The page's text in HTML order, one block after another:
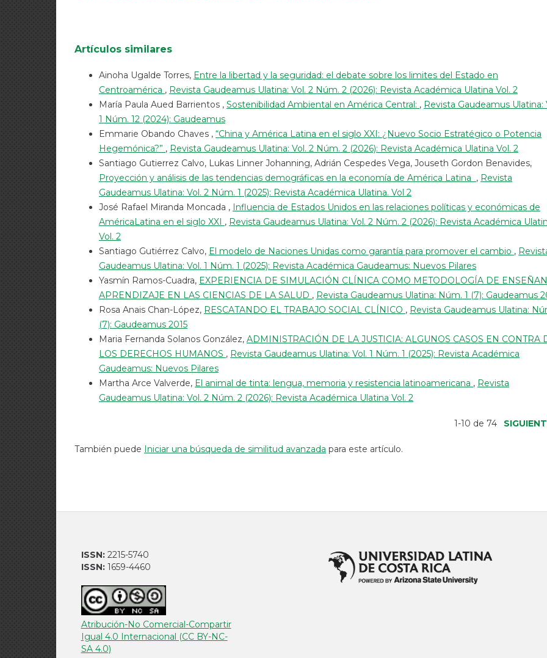
Artículos similares
Ainoha Ugalde Torres, Entre la libertad y la seguridad: el debate sobre los limites del Estado en
Centroamérica , Revista Gaudeamus Ulatina: Vol. 2 Núm. 2 (2026): Revista Académica Ulatina Vol. 2
María Paula Aued Barrientos , Sostenibilidad Ambiental en América Central: , Revista Gaudeamus Ulatina:
1 Núm. 12 (2024): Gaudeamus
Emmarie Obando Chaves , “China y América Latina en el siglo XXI: ¿Nuevo Socio Estratégico o Potencia
Hegemónica?” , Revista Gaudeamus Ulatina: Vol. 2 Núm. 2 (2026): Revista Académica Ulatina Vol. 2
Santiago Gutierrez Calvo, Lukas Linner Johanning, Adrián Cespedes Vega, Jouseth Gordon Benavides,
Proyección y análisis de las tendencias demográficas en la economía de América Latina , Revista
Gaudeamus Ulatina: Vol. 2 Núm. 1 (2025): Revista Académica Ulatina. Vol 2
José Rafael Miranda Moncada , Influencia de Estados Unidos en las relaciones políticas y económicas de
AméricaLatina en el siglo XXI , Revista Gaudeamus Ulatina: Vol. 2 Núm. 2 (2026): Revista Académica
Vol. 2
Santiago Gutiérrez Calvo, El modelo de Naciones Unidas como garantía para promover el cambio ,
Gaudeamus Ulatina: Vol. 1 Núm. 1 (2025): Revista Académica Gaudeamus: Nuevos Pilares
Yasmín Ramos-Cuadra, EXPERIENCIA DE SIMULACIÓN CLÍNICA COMO METODOLOGÍA DE
APRENDIZAJE EN LAS CIENCIAS DE LA SALUD , Revista Gaudeamus Ulatina: Núm. 1 (7): Gaudeamus
Rosa Anais Chan-López, RESCATANDO EL TRABAJO SOCIAL CLÍNICO , Revista Gaudeamus Ulatina:
(7): Gaudeamus 2015
Maria Fernanda Solanos González, ADMINISTRACIÓN DE LA JUSTICIA: ALGUNOS CASOS EN CONTRA
LOS DERECHOS HUMANOS , Revista Gaudeamus Ulatina: Vol. 1 Núm. 1 (2025): Revista Académica
Gaudeamus: Nuevos Pilares
Martha Arce Valverde, El animal de tinta: lengua, memoria y resistencia latinoamericana , Revista
Gaudeamus Ulatina: Vol. 2 Núm. 2 (2026): Revista Académica Ulatina Vol. 2
1-10 de 74
También puede Iniciar una búsqueda de similitud avanzada para este artículo.
ISSN:2215-5740
ISSN:1659-4460
Atribución-No Comercial-Compartir
Igual 4.0 Internacional (CC BY-NC-
SA 4.0)